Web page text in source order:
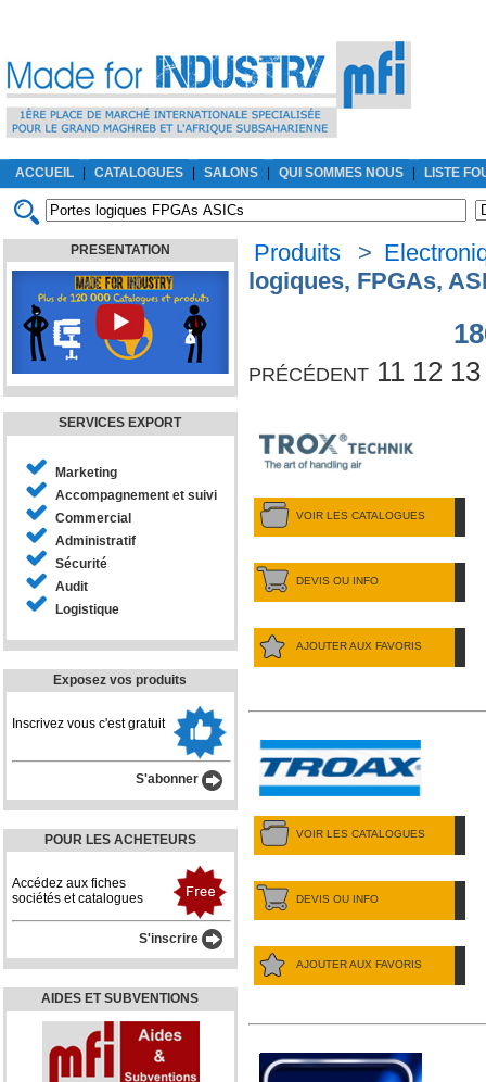
ACCUEIL CATALOGUES SALONS QUI SOMMES NOUS LISTE
PRESENTATION
SERVICES EXPORT
Marketing
Accompagnement et suivi
Commercial
Administratif
Sécurité
Audit
Logistique
Exposez vos produits
Inscrivez vous c'est gratuit
S'abonner
POUR LES ACHETEURS
Accédez aux fiches
sociétés et catalogues
S'inscrire
AIDES ET SUBVENTIONS
Produits >
logiques, FPGAs,
précédent 11 12 13
VOIR LES CATALOGUES
DEVIS OU INFO
AJOUTER AUX FAVORIS
VOIR LES CATALOGUES
DEVIS OU INFO
AJOUTER AUX FAVORIS